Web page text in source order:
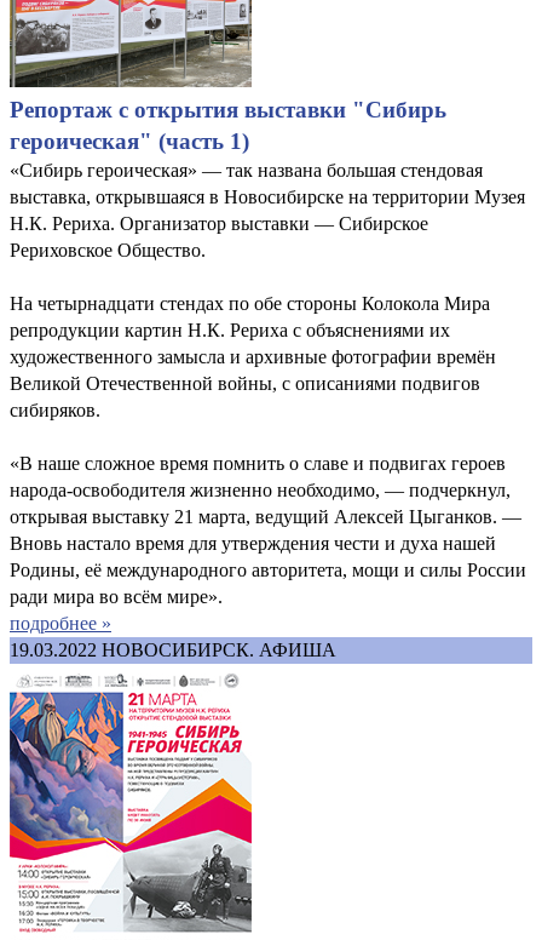
Репортаж с открытия выставки "Сибирь
героическая" (часть 1)
«Сибирь героическая» — так названа большая стендовая
выставка, открывшаяся в Новосибирске на территории Музея
Н.К. Рериха. Организатор выставки — Сибирское
Рериховское Общество.
На четырнадцати стендах по обе стороны Колокола Мира
репродукции картин Н.К. Рериха с объяснениями их
художественного замысла и архивные фотографии времён
Великой Отечественной войны, с описаниями подвигов
сибиряков.
«В наше сложное время помнить о славе и подвигах героев
народа-освободителя жизненно необходимо, — подчеркнул,
открывая выставку 21 марта, ведущий Алексей Цыганков. —
Вновь настало время для утверждения чести и духа нашей
Родины, её международного авторитета, мощи и силы России
ради мира во всём мире».
подробнее »
19.03.2022 НОВОСИБИРСК. АФИША